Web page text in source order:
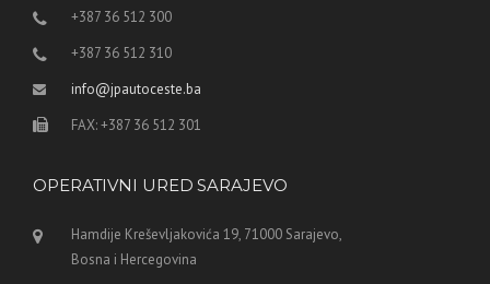
+387 36 512 300
+387 36 512 310
info@jpautoceste.ba
FAX: +387 36 512 301
OPERATIVNI URED SARAJEVO
Hamdije Kreševljakovića 19, 71000 Sarajevo,
Bosna i Hercegovina